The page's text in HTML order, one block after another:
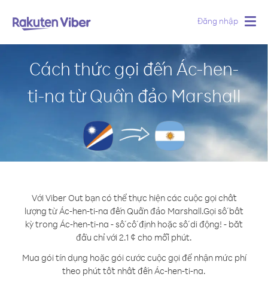
Đăng nhập
Cách thức gọi đến Ác-hen-
ti-na từ Quần đảo Marshall
Với Viber Out bạn có thể thực hiện các cuộc gọi chất
lượng từ Ác-hen-ti-na đến Quần đảo Marshall.Gọi số bất
kỳ trong Ác-hen-ti-na - số cố định hoặc số di động! - bắt
đầu chỉ với 2.1 ¢ cho mỗi phút.
Mua gói tín dụng hoặc gói cước cuộc gọi để nhận mức phí
theo phút tốt nhất đến Ác-hen-ti-na.